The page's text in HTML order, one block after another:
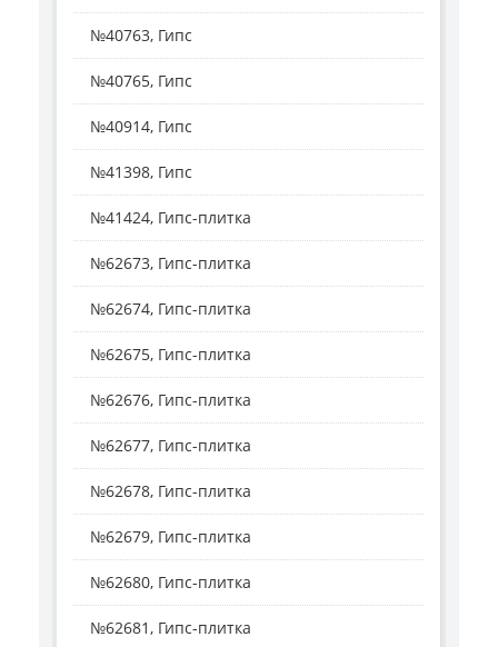
№40763, Гипс
№40765, Гипс
№40914, Гипс
№41398, Гипс
№41424, Гипс-плитка
№62673, Гипс-плитка
№62674, Гипс-плитка
№62675, Гипс-плитка
№62676, Гипс-плитка
№62677, Гипс-плитка
№62678, Гипс-плитка
№62679, Гипс-плитка
№62680, Гипс-плитка
№62681, Гипс-плитка